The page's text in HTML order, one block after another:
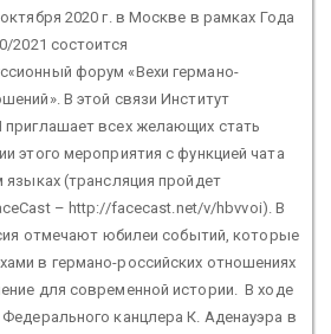
2020 г. в Москве в рамках Года
2021 состоится
форум «Вехи германо-
В этой связи Институт
всех желающих стать
этого мероприятия с функцией чата
(трансляция пройдет
– http://facecast.net/v/hbvvoi). В
отмечают юбилеи событий, которые
в германо-российских отношениях
для современной истории. В ходе
канцлера К. Аденауэра в